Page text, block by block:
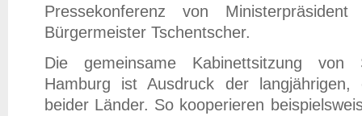
Pressekonferenz von
Bürgermeister Tschentscher.
Die gemeinsame Kabinettsitzung von
Hamburg ist Ausdruck der langjährigen,
beider Länder. So kooperieren